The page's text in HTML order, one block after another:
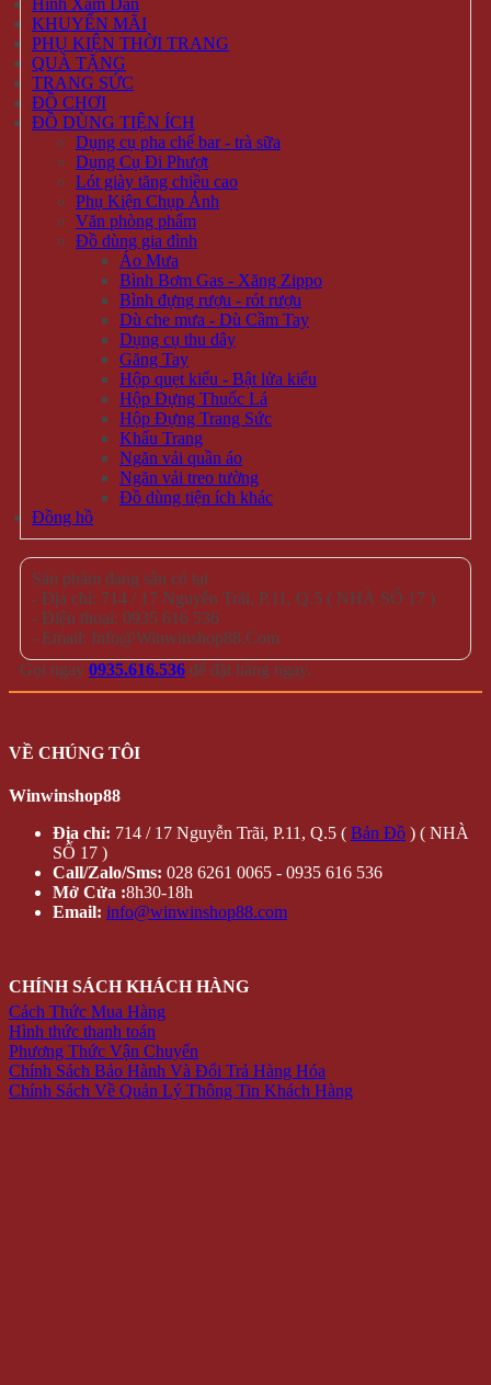
Hình Xăm Dán
KHUYẾN MÃI
PHỤ KIỆN THỜI TRANG
QUÀ TẶNG
TRANG SỨC
ĐỒ CHƠI
ĐỒ DÙNG TIỆN ÍCH
Dụng cụ pha chế bar - trà sữa
Dụng Cụ Đi Phượt
Lót giày tăng chiều cao
Phụ Kiện Chụp Ảnh
Văn phòng phẩm
Đồ dùng gia đình
Áo Mưa
Bình Bơm Gas - Xăng Zippo
Bình đựng rượu - rót rượu
Dù che mưa - Dù Cầm Tay
Dụng cụ thu dây
Găng Tay
Hộp quẹt kiểu - Bật lửa kiểu
Hộp Đựng Thuốc Lá
Hộp Đựng Trang Sức
Khẩu Trang
Ngăn vải quần áo
Ngăn vải treo tường
Đồ dùng tiện ích khác
Đồng hồ
Sản phẩm đang sẵn có tại
- Địa chỉ: 714 / 17 Nguyễn Trãi, P.11, Q.5 ( NHÀ SỐ 17 )
- Điện thoại: 0935 616 536
- Email: Info@Winwinshop88.Com
Gọi ngay 0935.616.536 để đặt hàng ngay.
VỀ CHÚNG TÔI
Winwinshop88
Địa chỉ: 714 / 17 Nguyễn Trãi, P.11, Q.5 ( Bản Đồ ) ( NHÀ
SỐ 17 )
Call/Zalo/Sms: 028 6261 0065 - 0935 616 536
Mở Cửa :8h30-18h
Email: info@winwinshop88.com
CHÍNH SÁCH KHÁCH HÀNG
Cách Thức Mua Hàng
Hình thức thanh toán
Phương Thức Vận Chuyển
Chính Sách Bảo Hành Và Đổi Trả Hàng Hóa
Chính Sách Về Quản Lý Thông Tin Khách Hàng